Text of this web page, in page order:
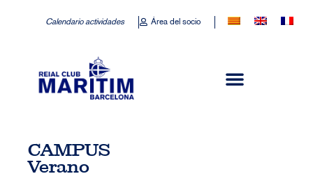
Calendario actividades Área del socio
CAMPUS
Verano